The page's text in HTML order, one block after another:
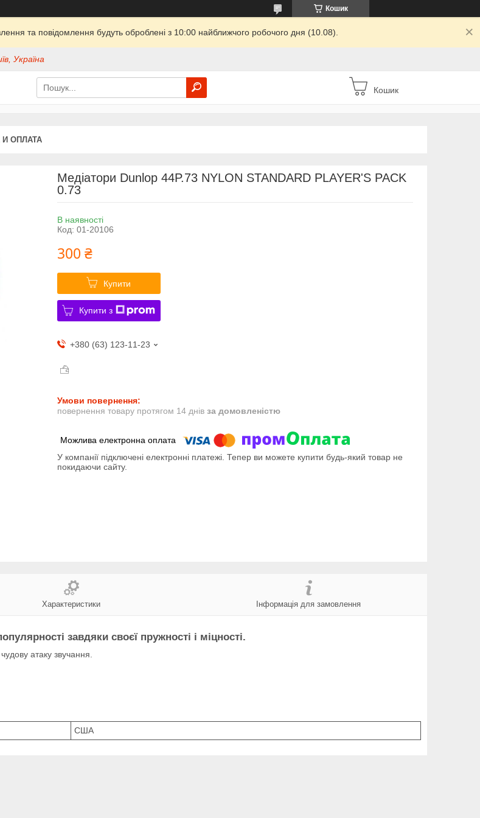
Кошик
та повідомлення будуть оброблені з 10:00 найближчого робочого дня (10.08).
Україна
Кошик
И ОПЛАТА
Медіатори Dunlop 44P.73 NYLON STANDARD PLAYER'S PACK
0.73
В наявності
Код: 01-20106
300 ₴
Купити
Купити з
+380 (63) 123-11-23
повернення товару протягом 14 днів за домовленістю
У компанії підключені електронні платежі. Тепер ви можете купити будь-який товар не
покидаючи сайту.
Характеристики Інформація для замовлення
завдяки своєї пружності і міцності.
атаку звучання.
США